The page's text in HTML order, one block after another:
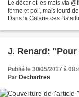
Le décor et les mots via
ferme et poli, mais lourd
Dans la Galerie des
J. Renard:
Publié le 30/05/2017 à
Par Dechartres